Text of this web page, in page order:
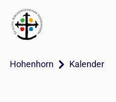
Hohenhorn Kalender